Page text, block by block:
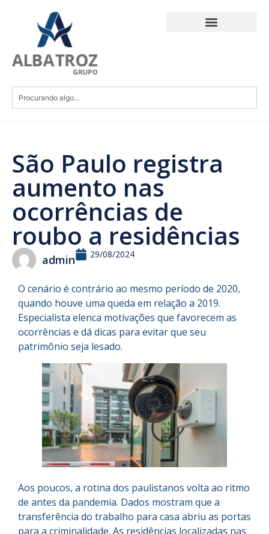
São Paulo registra
aumento nas
ocorrências de
roubo a residências
admin 29/08/2024
O cenário é contrário ao mesmo período de 2020,
quando houve uma queda em relação a 2019.
Especialista elenca motivações que favorecem as
ocorrências e dá dicas para evitar que seu
patrimônio seja lesado.
Aos poucos, a rotina dos paulistanos volta ao ritmo
de antes da pandemia. Dados mostram que a
transferência do trabalho para casa abriu as portas
para a criminalidade. As residências localizadas nas